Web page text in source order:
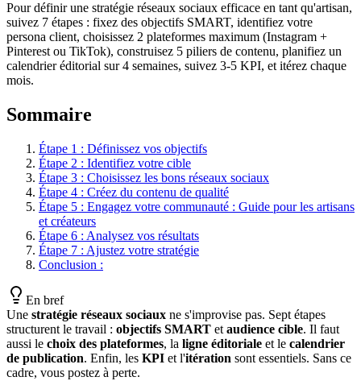
Pour définir une stratégie réseaux sociaux efficace en tant qu'artisan,
suivez 7 étapes : fixez des objectifs SMART, identifiez votre
persona client, choisissez 2 plateformes maximum (Instagram +
Pinterest ou TikTok), construisez 5 piliers de contenu, planifiez un
calendrier éditorial sur 4 semaines, suivez 3-5 KPI, et itérez chaque
mois.
Sommaire
Étape 1 : Définissez vos objectifs
Étape 2 : Identifiez votre cible
Étape 3 : Choisissez les bons réseaux sociaux
Étape 4 : Créez du contenu de qualité
Étape 5 : Engagez votre communauté : Guide pour les artisans
et créateurs
Étape 6 : Analysez vos résultats
Étape 7 : Ajustez votre stratégie
Conclusion :
En bref
Une stratégie réseaux sociaux ne s'improvise pas. Sept étapes
structurent le travail : objectifs SMART et audience cible. Il faut
aussi le choix des plateformes, la ligne éditoriale et le calendrier
de publication. Enfin, les KPI et l'itération sont essentiels. Sans ce
cadre, vous postez à perte.